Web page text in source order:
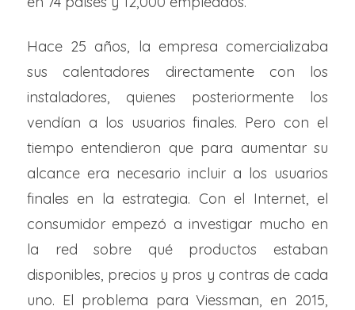
Hace 25 años, la empresa comercializaba
sus calentadores directamente con los
instaladores, quienes posteriormente los
vendían a los usuarios finales. Pero con el
tiempo entendieron que para aumentar su
alcance era necesario incluir a los usuarios
finales en la estrategia. Con el Internet, el
consumidor empezó a investigar mucho en
la red sobre qué productos estaban
disponibles, precios y pros y contras de cada
uno. El problema para Viessman, en 2015,